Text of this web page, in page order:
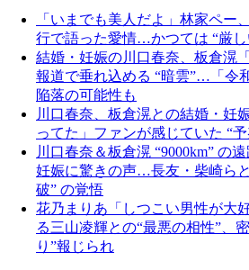
「いまでも美人だよ」林家ペー
行で語った愛情…かつては “厳
結婚・妊娠の川口春奈、板倉滉
報道で垂れ込める “暗雲”…「令
陥落の可能性も
川口春奈、板倉滉との結婚・妊
ってた」ファンが感じていた “
川口春奈＆板倉滉 “9000km” の
妊娠に驚きの声…長友・柴崎ら
破” の覚悟
花乃まりあ「しつこい男性が大
る三山凌輝との“最悪の相性”、
り”報じられ